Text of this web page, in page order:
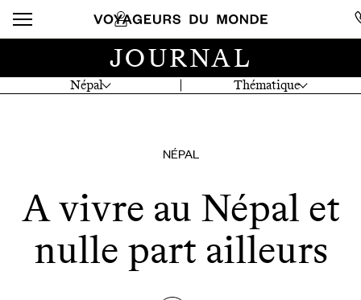
Népal Thématique
JOURNAL
NÉPAL
A vivre au Népal et
nulle part ailleurs